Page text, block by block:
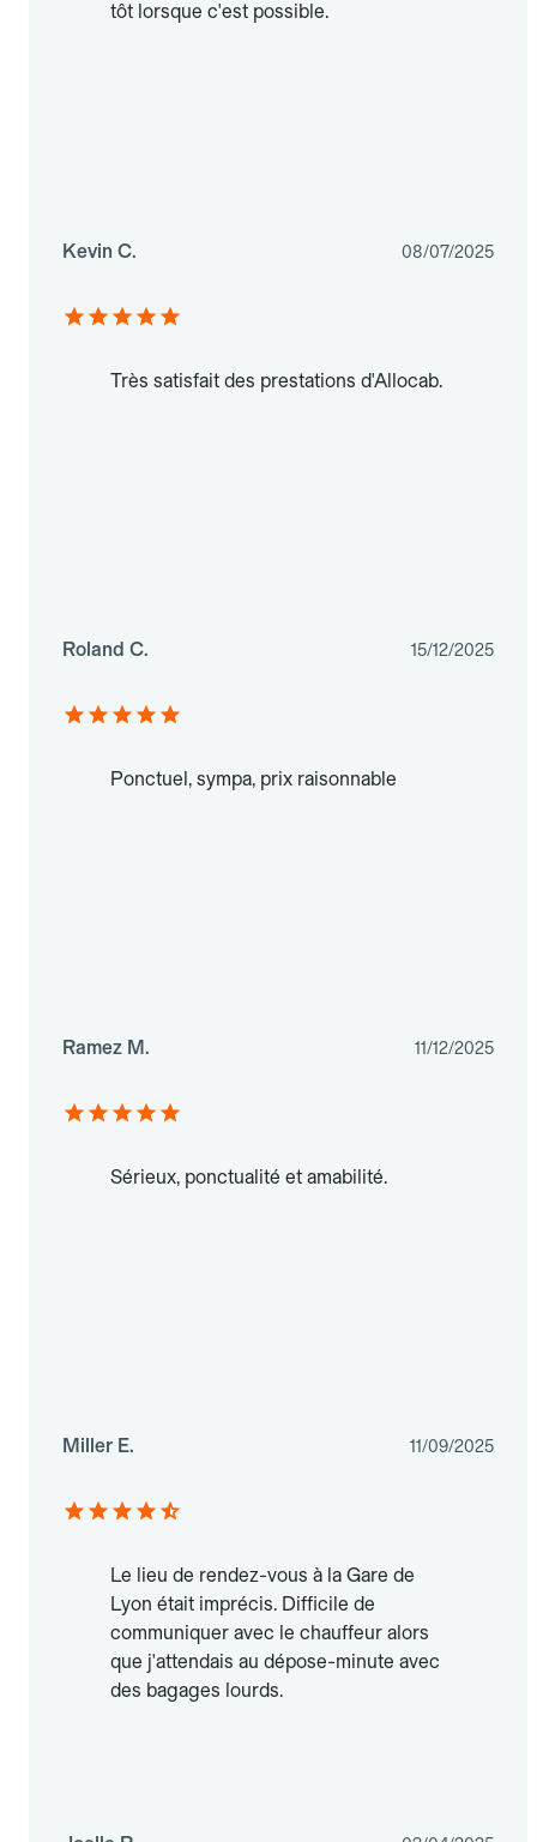
tôt lorsque c'est possible.
Kevin C. 08/07/2025
Très satisfait des prestations d'Allocab.
Roland C. 15/12/2025
Ponctuel, sympa, prix raisonnable
Ramez M. 11/12/2025
Sérieux, ponctualité et amabilité.
Miller E. 11/09/2025
Le lieu de rendez-vous à la Gare de
Lyon était imprécis. Difficile de
communiquer avec le chauffeur alors
que j'attendais au dépose-minute avec
des bagages lourds.